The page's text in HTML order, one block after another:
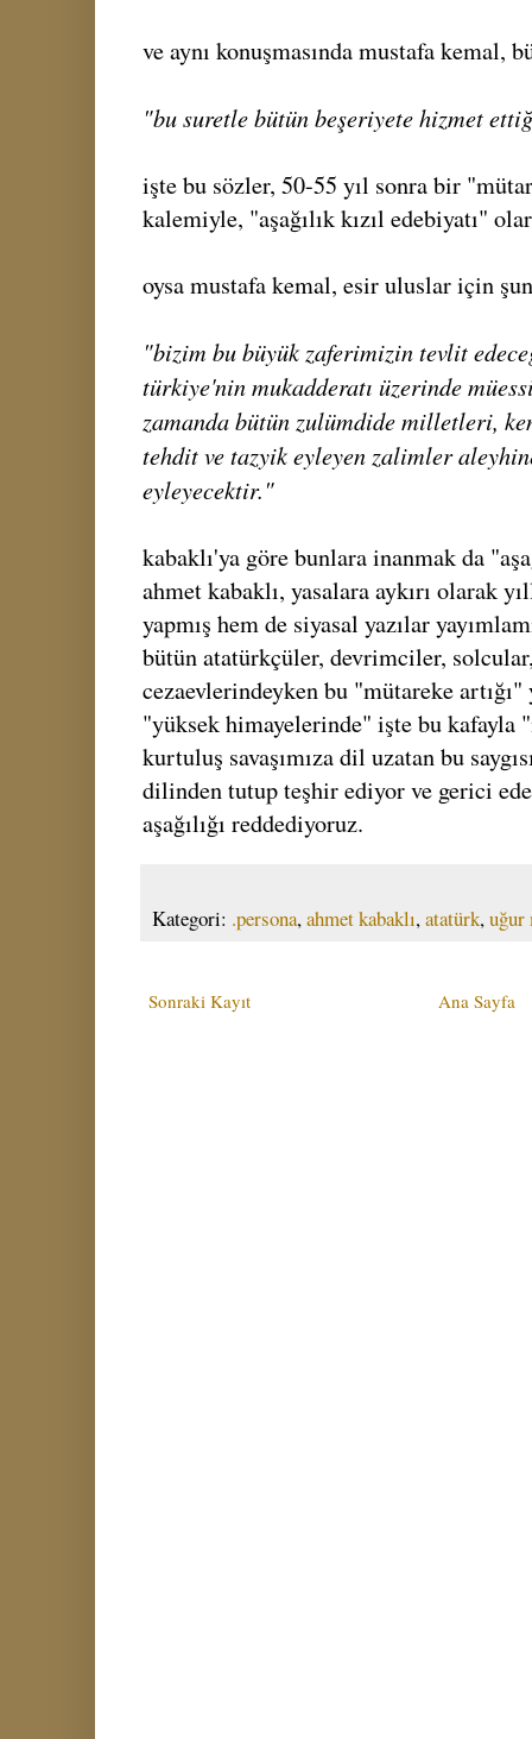
ve aynı konuşmasında mustafa kemal,
"bu suretle bütün beşeriyete hizmet
işte bu sözler, 50-55 yıl sonra bir
kalemiyle, "aşağılık kızıl edebiyatı"
oysa mustafa kemal, esir uluslar için
"bizim bu büyük zaferimizin tevlit
türkiye'nin mukadderatı üzerinde
zamanda bütün zulümdide milletleri,
tehdit ve tazyik eyleyen zalimler
eyleyecektir."
kabaklı'ya göre bunlara inanmak da
ahmet kabaklı, yasalara aykırı olarak
yapmış hem de siyasal yazılar
bütün atatürkçüler, devrimciler,
cezaevlerindeyken bu "mütareke
"yüksek himayelerinde" işte bu kafayla
kurtuluş savaşımıza dil uzatan bu
dilinden tutup teşhir ediyor ve gerici
aşağılığı reddediyoruz.
Kategori: .persona,ahmet kabaklı,atatürk,uğur
Sonraki Kayıt Ana Sayfa